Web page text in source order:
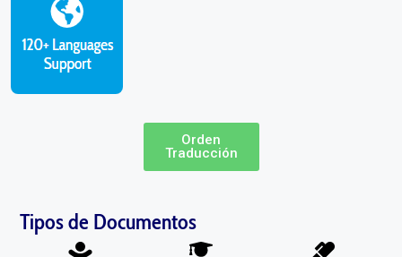
Orden
Traducción
Tipos de Documentos